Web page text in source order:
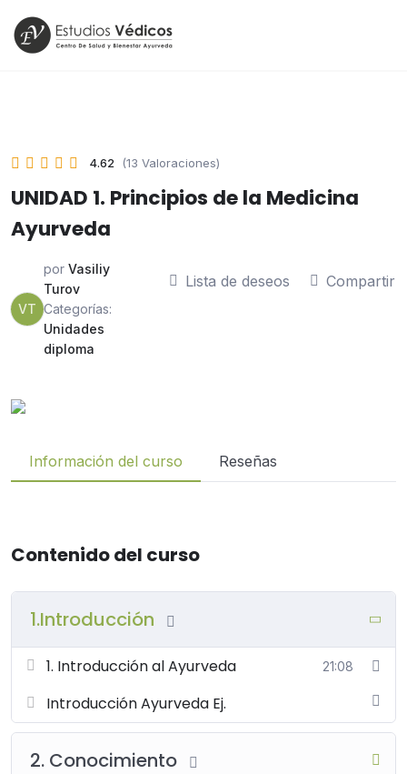
4.62 (13 Valoraciones)
UNIDAD 1. Principios de la Medicina
Ayurveda
VT
por Vasiliy
Turov
Categorías:
Unidades
diploma
Lista de deseos Compartir
Información del curso Reseñas
Contenido del curso
1.Introducción
1. Introducción al Ayurveda 21:08
Introducción Ayurveda Ej.
2. Conocimiento